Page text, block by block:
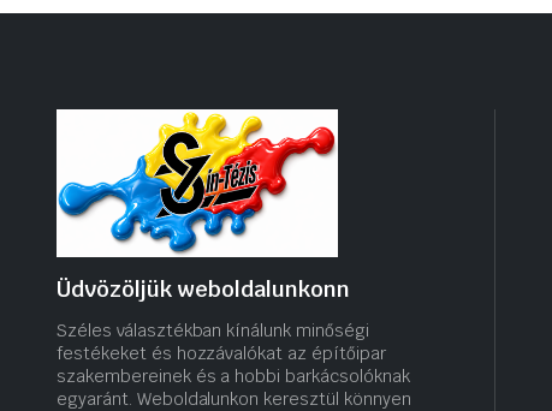
Üdvözöljük weboldalunkonn
Széles választékban kínálunk minőségi
festékeket és hozzávalókat az építőipar
szakembereinek és a hobbi barkácsolóknak
egyaránt. Weboldalunkon keresztül könnyen